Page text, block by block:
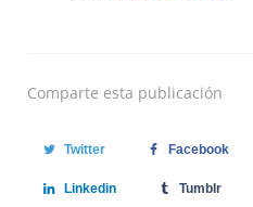
Comparte esta publicación
Twitter Facebook
Linkedin Tumblr